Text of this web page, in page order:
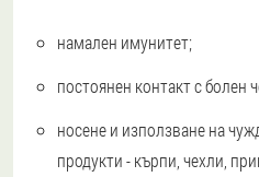
намален имунитет;
постоянен контакт с болен
носене и използване на
продукти - кърпи, чехли,